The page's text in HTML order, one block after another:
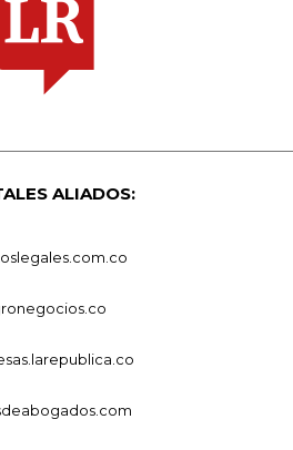
ALIADOS: